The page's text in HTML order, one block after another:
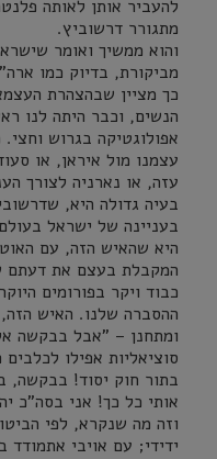
להעביר אותן לאותה
מתגורר דרשוביץ.
והוא ממשיך ואומר
מביקורת, בדיוק כמו
כך מציין שבהצהרת
הנשים, וכבר היתה לנו
אפולוגטיקה בגרוש
עצמנו מול איראן, או
עזה, או נארניה לצורך
בעיה גדולה היא,
בעניינה של ישראל
היא שהאיש הזה, עם
המקבלת בעצם את דעתם
כבוד ויקר בפורומים
ההסברה שלנו. האיש הזה,
ומתחנן – "אבל בבקשה
סוציאליות אפילו
בתור חוק יסוד! בבקשה,
אותי כל כך! אני בסה"כ
וזה מה שנקרא, לפי
ידידי; עם אויבי אתמודד